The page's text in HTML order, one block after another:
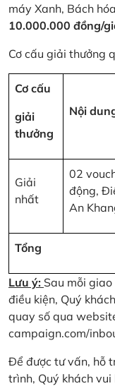
máy Xanh, Bách
10.000.000 đồng/
Cơ cấu giải thưởng
Cơ cấu
giải
thưởng
Nội
Giải
nhất
02
động,
An
Tổng
Lưu ý: Sau mỗi
điều kiện, Quý
quay số qua
campaign.com/
Để được tư vấn, hỗ
trình, Quý khách